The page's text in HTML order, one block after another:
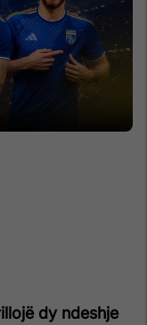
dy ndeshje